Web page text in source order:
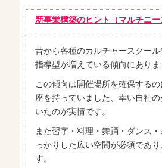
新事業構築のヒント（マルチニー
昔から各種のカルチャースクー
指導型が増えている傾向にありま
この傾向は開催場所を確保する
座を持っていました、幸い自社
いたのが実情です。
また習字・料理・舞踊・ダンス
っかりした広い空間が必須であ
す。